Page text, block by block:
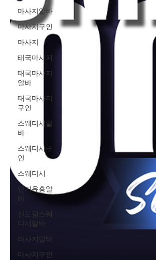
마사지알바
마사지구인
마사지
태국마사지
태국마사지
알바
태국마사지
구인
스웨디시알
바
스웨디시구
인
스웨디시
단기유흥알
바
신도림스웨
디시알바
마사지알바
마사지구인